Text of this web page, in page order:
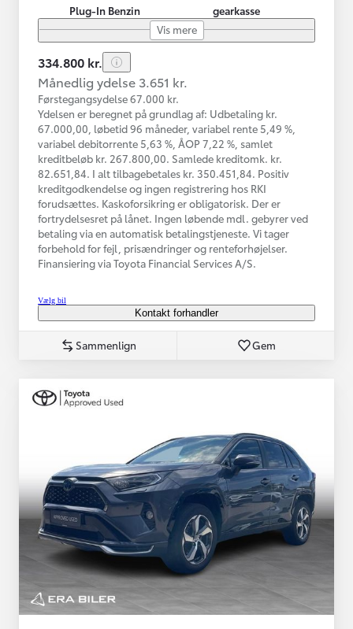
Plug-In Benzin
gearkasse
Vis mere
334.800 kr.
Månedlig ydelse 3.651 kr.
Førstegangsydelse 67.000 kr.
Ydelsen er beregnet på grundlag af: Udbetaling kr.
67.000,00, løbetid 96 måneder, variabel rente 5,49 %,
variabel debitorrente 5,63 %, ÅOP 7,22 %, samlet
kreditbeløb kr. 267.800,00. Samlede kreditomk. kr.
82.651,84. I alt tilbagebetales kr. 350.451,84. Positiv
kreditgodkendelse og ingen registrering hos RKI
forudsættes. Kaskoforsikring er obligatorisk. Der er
fortrydelsesret på lånet. Ingen løbende mdl. gebyrer ved
betaling via en automatisk betalingstjeneste. Vi tager
forbehold for fejl, prisændringer og renteforhøjelser.
Finansiering via Toyota Financial Services A/S.
Vælg bil
Kontakt forhandler
Sammenlign Gem